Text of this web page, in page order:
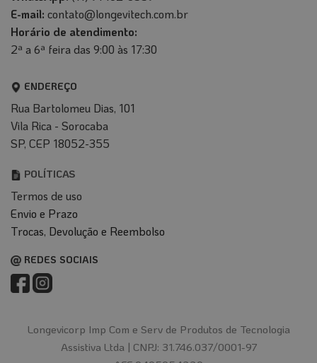
E-mail: contato@longevitech.com.br
Horário de atendimento:
2ª a 6ª feira das 9:00 às 17:30
ENDEREÇO
Rua Bartolomeu Dias, 101
Vila Rica - Sorocaba
SP, CEP 18052-355
POLÍTICAS
Termos de uso
Envio e Prazo
Trocas, Devolução e Reembolso
REDES SOCIAIS
Longevicorp Imp Com e Serv de Produtos de Tecnologia
Assistiva Ltda | CNPJ: 31.746.037/0001-97